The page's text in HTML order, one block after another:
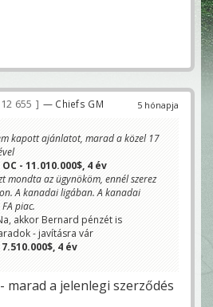
5 hónapja
12 655 — Chiefs GM
kapott ajánlatot, marad a közel 17
- 11.010.000$, 4 év
mondta az ügynököm, ennél szerez
A kanadai ligában. A kanadai
piac.
akkor Bernard pénzét is
- javításra vár
4 év
marad a jelenlegi szerződés